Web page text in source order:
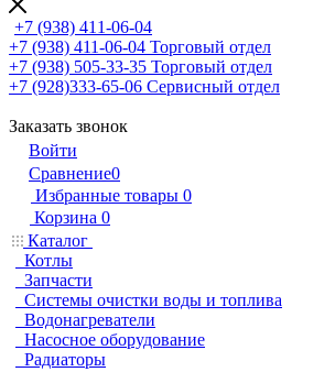
+7 (938) 411-06-04
+7 (938) 411-06-04 Торговый отдел
+7 (938) 505-33-35 Торговый отдел
+7 (928)333-65-06 Сервисный отдел
Заказать звонок
Войти
Сравнение0
Избранные товары 0
Корзина 0
Каталог
Котлы
Запчасти
Системы очистки воды и топлива
Водонагреватели
Насосное оборудование
Радиаторы